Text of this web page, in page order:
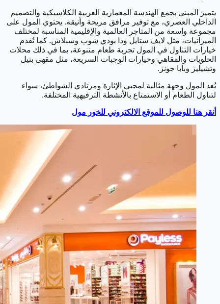
يتميز المبنى بجمع الهندسة المعمارية العربية الكلاسيكية والتصميم
الداخلي العصري، مع توفير مرافق مريحة وأنيقة. يحتوي المول على
مجموعة واسعة من المتاجر العالمية والإقليمية المناسبة لمختلف
الميزانيات، مثل لايف ستايل وذا بودي شوب وسبلاش. كما تُقدم
خيارات التناول في المول تجربة طعام متنوعة، بما في ذلك محلات
الحلويات والمقاهي وخيارات الوجبات السريعة، مثل مقهى بتيل
وتشيليز وبابا جونز.
يُعد المول وجهة مثالية لمحبي الإثارة ومرتادي الشواطئ، سواء
لتناول الطعام أو الاستمتاع بالأنشطة الترفيهية المختلفة.
أنقر هنا للوصول للموقع الالكتروني للخور مول